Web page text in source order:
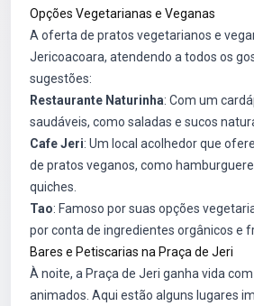
Opções Vegetarianas e Veganas
A oferta de pratos vegetarianos e
Jericoacoara, atendendo a todos os
sugestões:
Restaurante Naturinha: Com um
saudáveis, como saladas e sucos
Cafe Jeri: Um local acolhedor que
de pratos veganos, como
quiches.
Tao: Famoso por suas opções
por conta de ingredientes orgânicos e
Bares e Petiscarias na Praça de Jeri
À noite, a Praça de Jeri ganha vida
animados. Aqui estão alguns lugares